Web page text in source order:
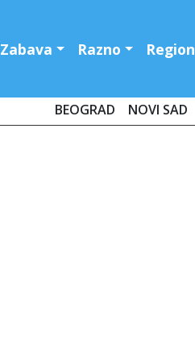
Zabava Razno Region
BEOGRAD NOVI SAD